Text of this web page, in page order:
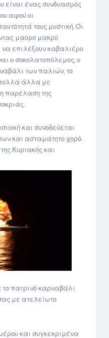
είναι ένας συνδυασμός
αφού οι
τους μυστική. Οι
μαύρο μακρύ
να επιλέξουν καβαλιέρο
ο σοκολατοπόλεμος, ο
των παλιών, το
άλλα με
παρέλαση της
και συνοδεύεται
και ασταμάτητο χορό.
Κυριακής και
το πατρινό καρναβάλι
με ατελείωτο
και συγκεκριμένα